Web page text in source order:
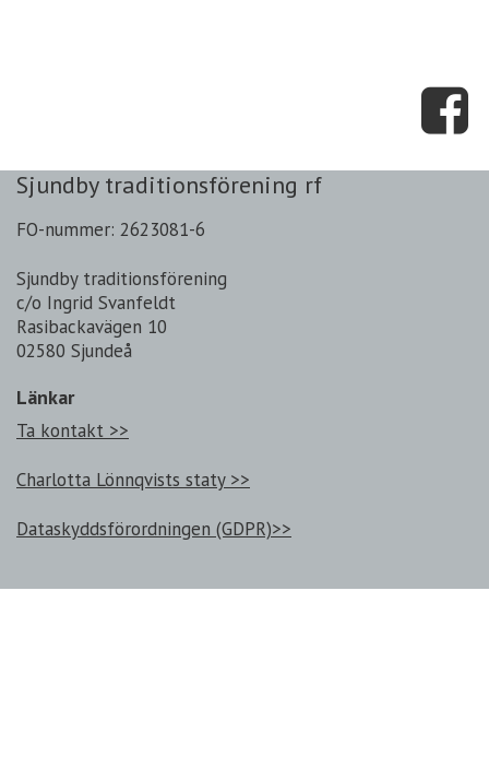
Sjundby traditionsförening rf
FO-nummer: 2623081-6
Sjundby traditionsförening
c/o Ingrid Svanfeldt
Rasibackavägen 10
02580 Sjundeå
Länkar
Ta kontakt >>
Charlotta Lönnqvists staty >>
Dataskyddsförordningen (GDPR)>>